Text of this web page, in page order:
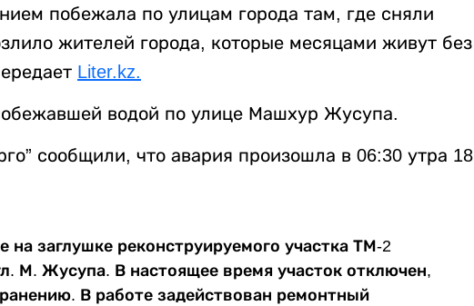
побежала по улицам города там, где сняли
жителей города, которые месяцами живут без
Liter.kz.
водой по улице Машхур Жусупа.
сообщили, что авария произошла в 06:30 утра 18
заглушке реконструируемого участка ТМ-2
М. Жусупа. В настоящее время участок отключен,
В работе задействован ремонтный